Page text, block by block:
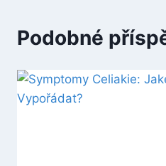
Podobné